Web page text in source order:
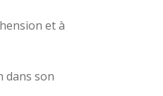
et à
dans son